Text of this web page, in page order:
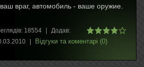
враг, автомобиль - ваше оружие.
18554 Додав:
Відгуки та коментарі (0)